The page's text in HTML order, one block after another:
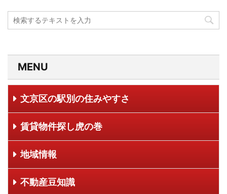
MENU
文京区の駅別の住みやすさ
賃貸物件探し虎の巻
地域情報
不動産豆知識